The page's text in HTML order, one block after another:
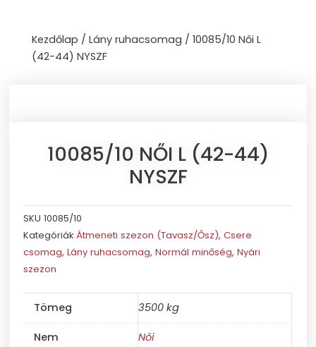
contentKezdőlap / Lány ruhacsomag / 10085/10 Női L
(42-44) NYSZF
10085/10 NŐI L (42-44)
NYSZF
SKU10085/10
Kategóriák Átmeneti szezon (Tavasz/Ősz),Csere
csomag,Lány ruhacsomag,Normál minőség,Nyári
szezon
Tömeg 3500 kg
Nem Női